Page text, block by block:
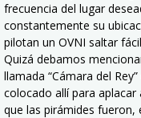
frecuencia del lugar
constantemente su
pilotan un OVNI saltar
Quizá debamos
llamada “Cámara del
colocado allí para
que las pirámides